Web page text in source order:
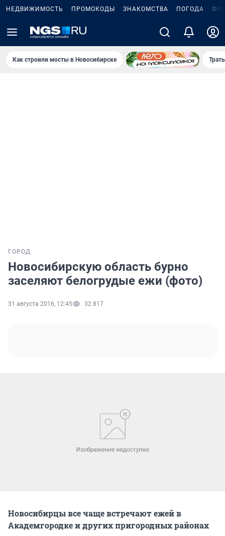
НЕДВИЖИМОСТЬ ПРОМОКОДЫ ЗНАКОМСТВА ПОГОДА
Как строили мосты в Новосибирске
ГОРОД
Новосибирскую область бурно
заселяют белогрудые ежи (фото)
31 августа 2016, 12:45 32 817
Новосибирцы все чаще встречают ежей в
Академгородке и других пригородных районах